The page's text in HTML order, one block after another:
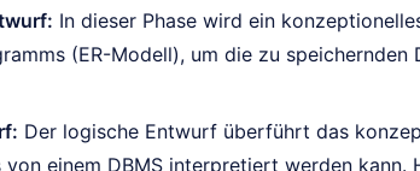
In dieser Phase wird ein
(ER-Modell), um die zu speichernden
Der logische Entwurf überführt das
von einem DBMS interpretiert werden